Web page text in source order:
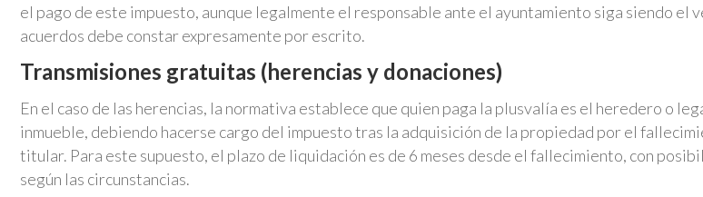
el pago de este impuesto, aunque legalmente el responsable ante el ayuntamiento siga siendo el
acuerdos debe constar expresamente por escrito.
Transmisiones gratuitas (herencias y donaciones)
En el caso de las herencias, la normativa establece que quien paga la plusvalía es el heredero o
inmueble, debiendo hacerse cargo del impuesto tras la adquisición de la propiedad por el
titular. Para este supuesto, el plazo de liquidación es de 6 meses desde el fallecimiento, con
según las circunstancias.